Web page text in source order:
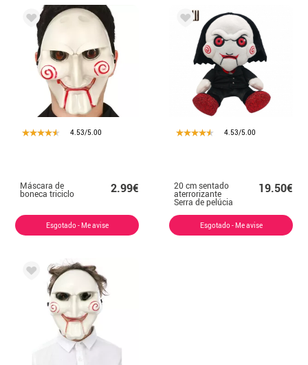
4.53/5.00
Máscara de
boneca triciclo 2.99€
Esgotado - Me avise
4.53/5.00
20 cm sentado
aterrorizante
Serra de pelúcia
19.50€
Esgotado - Me avise